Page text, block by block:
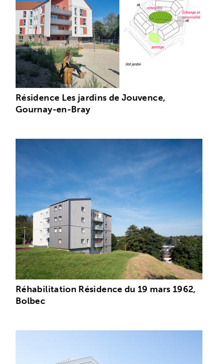
Résidence Les jardins de Jouvence,
Gournay-en-Bray
Réhabilitation Résidence du 19 mars 1962,
Bolbec